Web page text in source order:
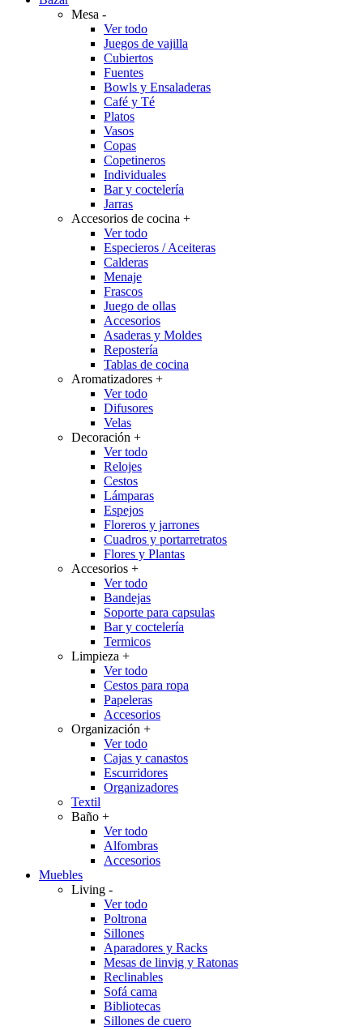
Mesa -
Ver todo
Juegos de vajilla
Cubiertos
Fuentes
Bowls y Ensaladeras
Café y Té
Platos
Vasos
Copas
Copetineros
Individuales
Bar y coctelería
Jarras
Accesorios de cocina +
Ver todo
Especieros / Aceiteras
Calderas
Menaje
Frascos
Juego de ollas
Accesorios
Asaderas y Moldes
Repostería
Tablas de cocina
Aromatizadores +
Ver todo
Difusores
Velas
Decoración +
Ver todo
Relojes
Cestos
Lámparas
Espejos
Floreros y jarrones
Cuadros y portarretratos
Flores y Plantas
Accesorios +
Ver todo
Bandejas
Soporte para capsulas
Bar y coctelería
Termicos
Limpieza +
Ver todo
Cestos para ropa
Papeleras
Accesorios
Organización +
Ver todo
Cajas y canastos
Escurridores
Organizadores
Textil
Baño +
Ver todo
Alfombras
Accesorios
Muebles
Living -
Ver todo
Poltrona
Sillones
Aparadores y Racks
Mesas de linvig y Ratonas
Reclinables
Sofá cama
Bibliotecas
Sillones de cuero